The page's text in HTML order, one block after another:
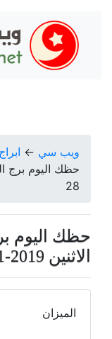
ويب سي ← ابراج
28
حظك اليوم
الاثنين 2019-01-28
الميزان